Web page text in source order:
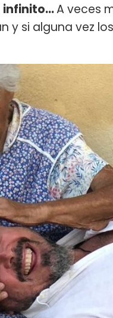
infinito…A veces
y si alguna vez